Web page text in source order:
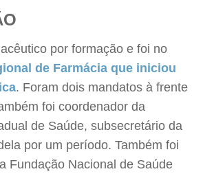
por formação e foi no
de Farmácia que iniciou
. Foram dois mandatos à frente
foi coordenador da
de Saúde, subsecretário da
por um período. Também foi
Fundação Nacional de Saúde